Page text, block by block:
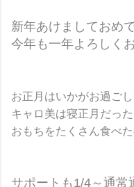
新年あけましておめ
今年も一年よろしく
お正月はいかがお過ご
キャロ美は寝正月だっ
おもちをたくさん食べ
サポートも1/4～通常